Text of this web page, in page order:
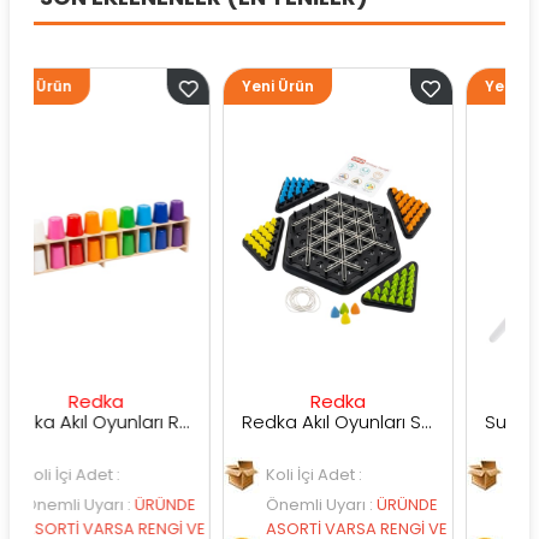
Redka Akıl Oyunları Renk Dedektifi Oyunu
:
:ÜRÜNDE
RENGİ VE
Redka Akıl Oyunları Strateji Üçgeni Oyunu
Koli İçi Adet :
Önemli Uyarı:ÜRÜNDE
ASORTİ VARSA RENGİ VE
Yeni Ürün
Koli İçi Adet :
Önemli Uyarı
ASORTİ VARSA
Yeni Ürün